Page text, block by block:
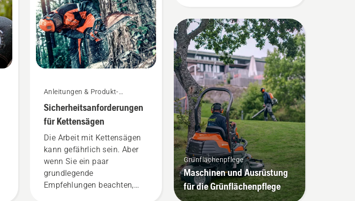
Anleitungen & Produkt-
Sicherheitsanforderungen
für Kettensägen
Die Arbeit mit Kettensägen
kann gefährlich sein. Aber
wenn Sie ein paar
grundlegende
Empfehlungen beachten,
Grünflächenpflege
Maschinen und Ausrüstung
für die Grünflächenpflege